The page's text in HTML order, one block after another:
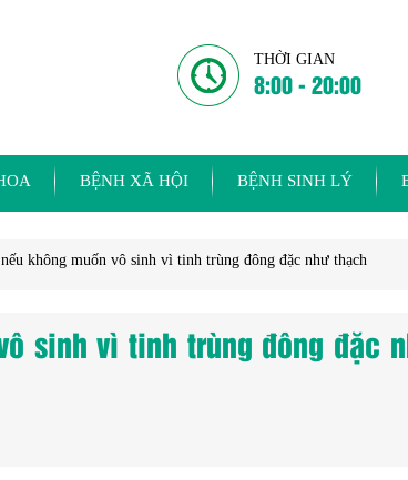
THỜI GIAN
8:00 - 20:00
BỆNH XÃ HỘI BỆNH SINH LÝ
không muốn vô sinh vì tinh trùng đông đặc như thạch
sinh vì tinh trùng đông đặc